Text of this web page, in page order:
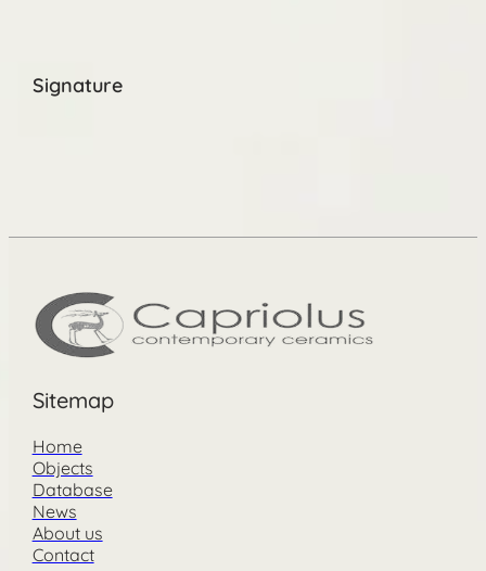
Signature
Sitemap
Home
Objects
Database
News
About us
Contact